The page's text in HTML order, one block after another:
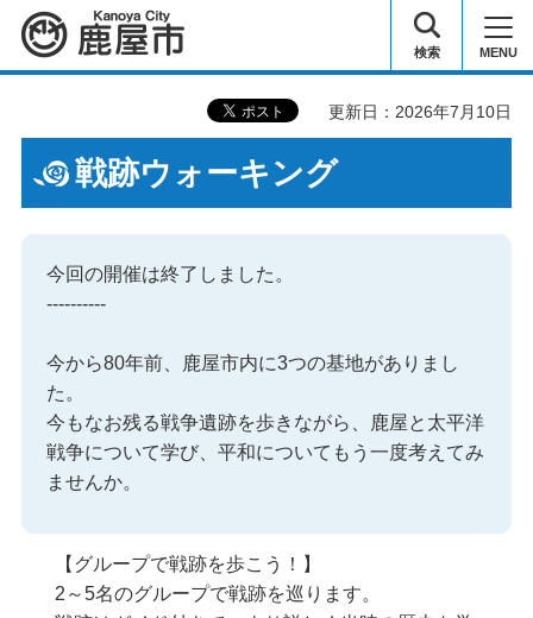
鹿屋市 検索 MENU
更新日：2026年7月10日
戦跡ウォーキング
今回の開催は終了しました。
----------
今から80年前、鹿屋市内に3つの基地がありまし
た。
今もなお残る戦争遺跡を歩きながら、鹿屋と太平洋
戦争について学び、平和についてもう一度考えてみ
ませんか。
【グループで戦跡を歩こう！】
2～5名のグループで戦跡を巡ります。